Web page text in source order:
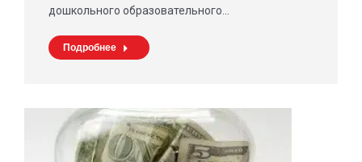
дошкольного образовательного…
Подробнее